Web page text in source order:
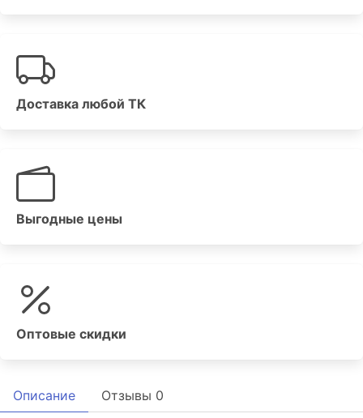
Доставка любой ТК
Выгодные цены
Оптовые скидки
Описание Отзывы 0